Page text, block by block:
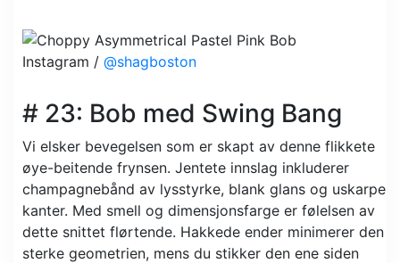
Instagram / @shagboston
# 23: Bob med Swing Bang
Vi elsker bevegelsen som er skapt av denne flikkete
øye-beitende frynsen. Jentete innslag inkluderer
champagnebånd av lysstyrke, blank glans og uskarpe
kanter. Med smell og dimensjonsfarge er følelsen av
dette snittet flørtende. Hakkede ender minimerer den
sterke geometrien, mens du stikker den ene siden